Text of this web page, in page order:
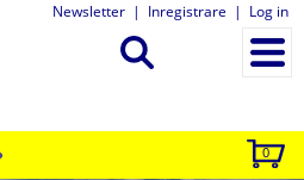
Newsletter | Inregistrare | Log in
0